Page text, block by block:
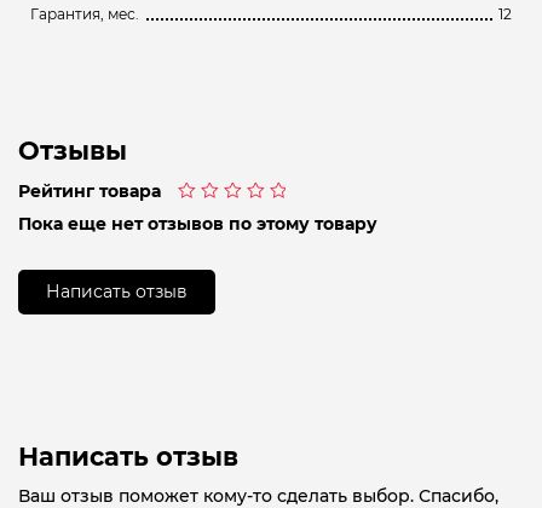
Гарантия, мес. 12
Отзывы
Рейтинг товара
0
Пока еще нет отзывов по этому товару
Написать отзыв
Написать отзыв
Ваш отзыв поможет кому-то сделать выбор. Спасибо,